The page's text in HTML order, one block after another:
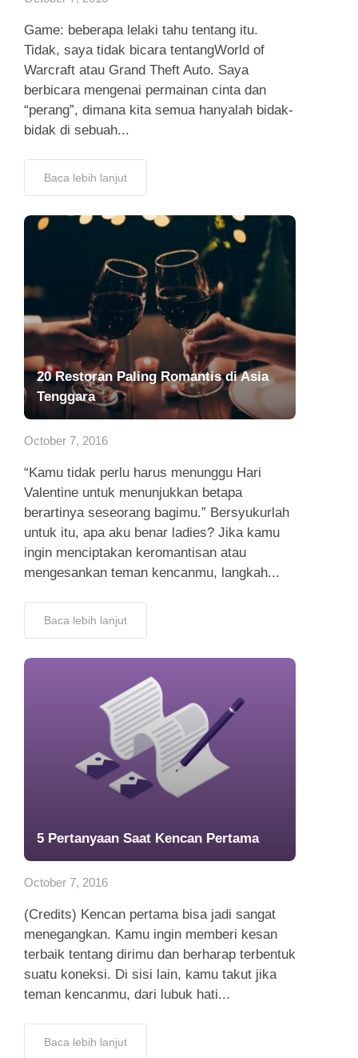
Game: beberapa lelaki tahu tentang itu.
Tidak, saya tidak bicara tentangWorld of
Warcraft atau Grand Theft Auto. Saya
berbicara mengenai permainan cinta dan
“perang”, dimana kita semua hanyalah bidak-
bidak di sebuah...
Baca lebih lanjut
20 Restoran Paling Romantis di Asia
Tenggara
October 7, 2016
“Kamu tidak perlu harus menunggu Hari
Valentine untuk menunjukkan betapa
berartinya seseorang bagimu.” Bersyukurlah
untuk itu, apa aku benar ladies? Jika kamu
ingin menciptakan keromantisan atau
mengesankan teman kencanmu, langkah...
Baca lebih lanjut
5 Pertanyaan Saat Kencan Pertama
October 7, 2016
(Credits) Kencan pertama bisa jadi sangat
menegangkan. Kamu ingin memberi kesan
terbaik tentang dirimu dan berharap terbentuk
suatu koneksi. Di sisi lain, kamu takut jika
teman kencanmu, dari lubuk hati...
Baca lebih lanjut